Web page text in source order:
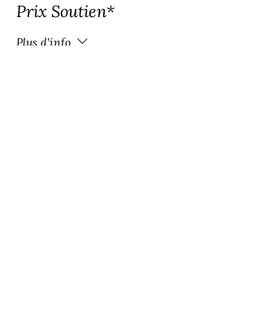
Prix Soutien*
Plus d'info